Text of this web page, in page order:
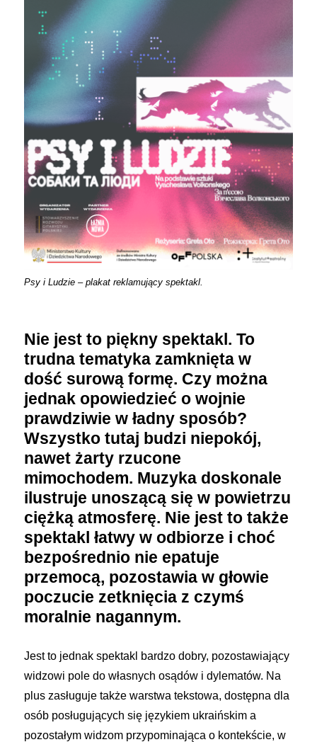
Psy i Ludzie – plakat reklamujący spektakl.
Nie jest to piękny spektakl. To
trudna tematyka zamknięta w
dość surową formę. Czy można
jednak opowiedzieć o wojnie
prawdziwie w ładny sposób?
Wszystko tutaj budzi niepokój,
nawet żarty rzucone
mimochodem. Muzyka doskonale
ilustruje unoszącą się w powietrzu
ciężką atmosferę. Nie jest to także
spektakl łatwy w odbiorze i choć
bezpośrednio nie epatuje
przemocą, pozostawia w głowie
poczucie zetknięcia z czymś
moralnie nagannym.
Jest to jednak spektakl bardzo dobry, pozostawiający
widzowi pole do własnych osądów i dylematów. Na
plus zasługuje także warstwa tekstowa, dostępna dla
osób posługujących się językiem ukraińskim a
pozostałym widzom przypominająca o kontekście, w